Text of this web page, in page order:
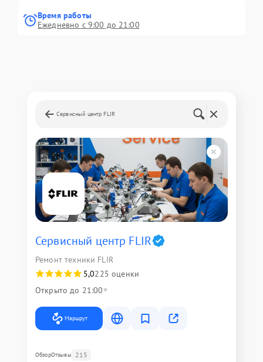
Время работы
Ежедневно с 9:00 до 21:00
Сервисный центр FLIR
Сервисный центр FLIR
Ремонт техники FLIR
5,0225 оценки
Открыто до 21:00
Маршрут
ОбзорОтзывы 215